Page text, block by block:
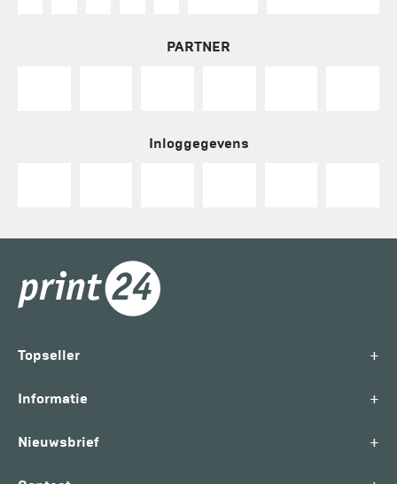
PARTNER
Inloggegevens
Topseller +
Informatie +
Nieuwsbrief +